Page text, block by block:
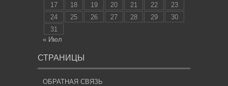
17
18 19 20 21 22
23
24
25 26 27 28 29
30
31
« Июл
СТРАНИЦЫ
ОБРАТНАЯ СВЯЗЬ